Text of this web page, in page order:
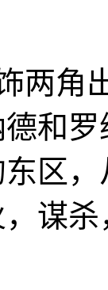
两角
和
区
谋